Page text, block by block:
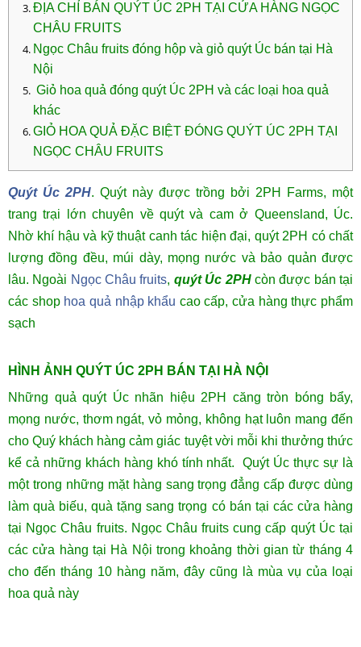
ĐỊA CHỈ BÁN QUÝT ÚC 2PH TẠI CỬA HÀNG NGỌC
CHÂU FRUITS
Ngọc Châu fruits đóng hộp và giỏ quýt Úc bán tại Hà
Nội
Giỏ hoa quả đóng quýt Úc 2PH và các loại hoa quả
khác
GIỎ HOA QUẢ ĐẶC BIỆT ĐÓNG QUÝT ÚC 2PH TẠI
NGỌC CHÂU FRUITS
Quýt Úc 2PH. Quýt này được trồng bởi 2PH Farms, một
trang trại lớn chuyên về quýt và cam ở Queensland, Úc.
Nhờ khí hậu và kỹ thuật canh tác hiện đại, quýt 2PH có chất
lượng đồng đều, múi dày, mọng nước và bảo quản được
lâu. Ngoài Ngọc Châu fruits, quýt Úc 2PHcòn được bán tại
các shop hoa quả nhập khẩu cao cấp, cửa hàng thực phẩm
sạch
HÌNH ẢNH QUÝT ÚC 2PH BÁN TẠI HÀ NỘI
Những quả quýt Úc nhãn hiệu 2PH căng tròn bóng bẩy,
mọng nước, thơm ngát, vỏ mỏng, không hạt luôn mang đến
cho Quý khách hàng cảm giác tuyệt vời mỗi khi thưởng thức
kể cả những khách hàng khó tính nhất. Quýt Úc thực sự là
một trong những mặt hàng sang trọng đẳng cấp được dùng
làm quà biếu, quà tặng sang trọng có bán tại các cửa hàng
tại Ngọc Châu fruits. Ngọc Châu fruits cung cấp quýt Úc tại
các cửa hàng tại Hà Nội trong khoảng thời gian từ tháng 4
cho đến tháng 10 hàng năm, đây cũng là mùa vụ của loại
hoa quả này